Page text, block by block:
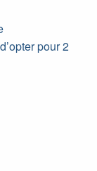
pour 2